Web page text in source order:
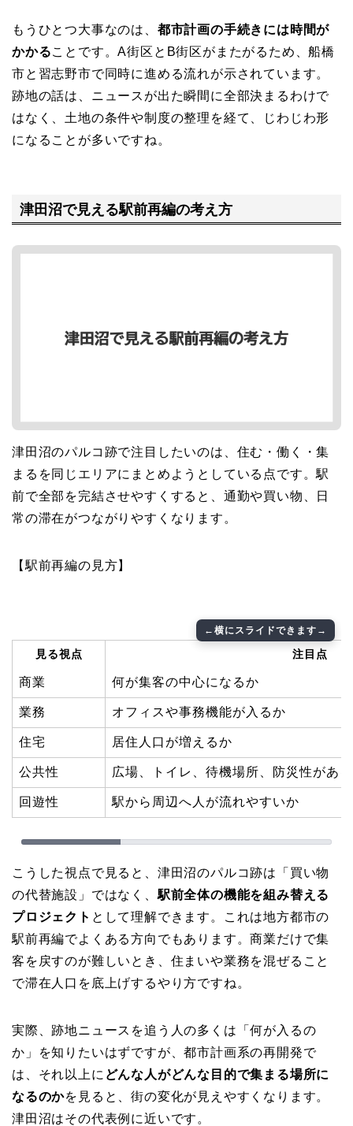
もうひとつ大事なのは、 都市計画の手続きには時間が
かかることです。A街区とB街区がまたがるため、船橋
市と習志野市で同時に進める流れが示されています。
跡地の話は、ニュースが出た瞬間に全部決まるわけで
はなく、土地の条件や制度の整理を経て、じわじわ形
になることが多いですね。
津田沼で見える駅前再編の考え方
津田沼のパルコ跡で注目したいのは、住む・働く・集
まるを同じエリアにまとめようとしている点です。駅
前で全部を完結させやすくすると、通勤や買い物、日
常の滞在がつながりやすくなります。
【駅前再編の見方】
見る視点 注目点
商業 何が集客の中心になるか
業務 オフィスや事務機能が入るか
住宅 居住人口が増えるか
公共性 広場、トイレ、待機場所、防災性があ
回遊性 駅から周辺へ人が流れやすいか
こうした視点で見ると、津田沼のパルコ跡は「買い物
の代替施設」ではなく、駅前全体の機能を組み替える
プロジェクト として理解できます。これは地方都市の
駅前再編でよくある方向でもあります。商業だけで集
客を戻すのが難しいとき、住まいや業務を混ぜること
で滞在人口を底上げするやり方ですね。
実際、跡地ニュースを追う人の多くは「何が入るの
か」を知りたいはずですが、都市計画系の再開発で
は、それ以上に どんな人がどんな目的で集まる場所に
なるのかを見ると、街の変化が見えやすくなります。
津田沼はその代表例に近いです。